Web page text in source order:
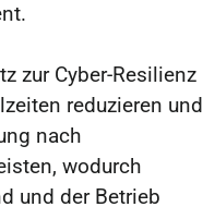
zur Cyber-Resilienz
reduzieren und
nach
wodurch
und der Betrieb